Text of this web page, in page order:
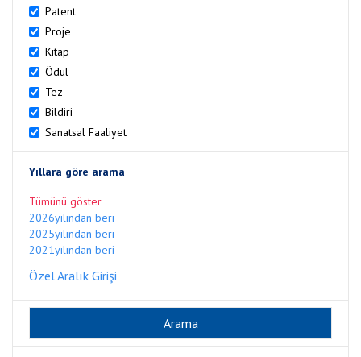
Patent
Proje
Kitap
Ödül
Tez
Bildiri
Sanatsal Faaliyet
Yıllara göre arama
Tümünü göster
2026yılından beri
2025yılından beri
2021yılından beri
Özel Aralık Girişi